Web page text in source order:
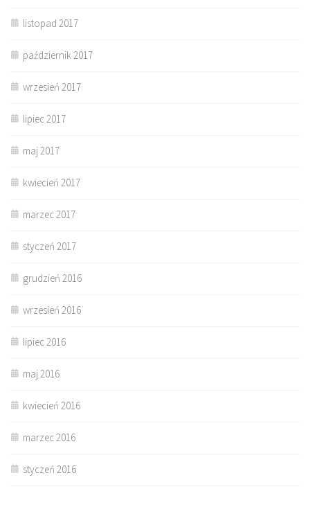
listopad 2017
październik 2017
wrzesień 2017
lipiec 2017
maj 2017
kwiecień 2017
marzec 2017
styczeń 2017
grudzień 2016
wrzesień 2016
lipiec 2016
maj 2016
kwiecień 2016
marzec 2016
styczeń 2016